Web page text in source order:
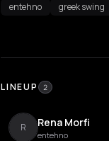
entehno greek swing
LINEUP 2
R Rena Morfi
entehno